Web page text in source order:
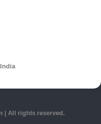
| All rights reserved.